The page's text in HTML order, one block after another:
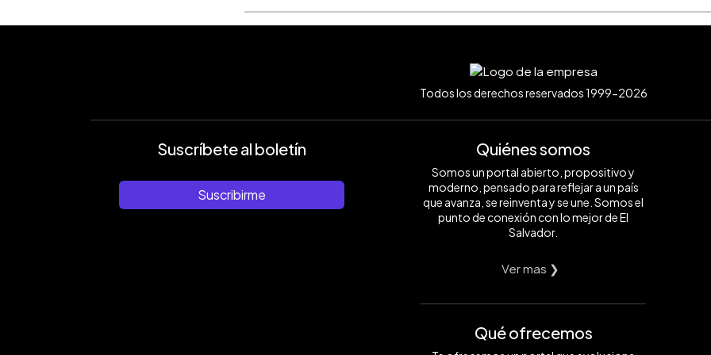
Todos los derechos reservados 1999-2026
Suscríbete al boletín
Suscribirme
Quiénes somos
Somos un portal abierto, propositivo y
moderno, pensado para reflejar a un país
que avanza, se reinventa y se une. Somos el
punto de conexión con lo mejor de El
Salvador.
Ver mas ❯
Qué ofrecemos